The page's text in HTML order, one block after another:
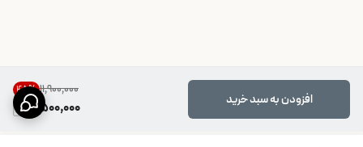
۱۱٬۹۰۰٬۰۰۰ 45%
6,500,000 افزودن به سبد خرید